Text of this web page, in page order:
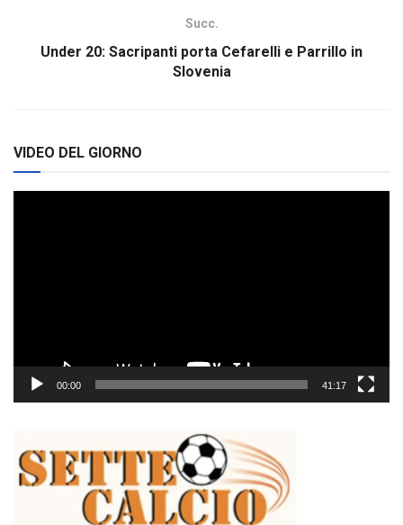
Succ.
Under 20: Sacripanti porta Cefarelli e Parrillo in
Slovenia
VIDEO DEL GIORNO
00:00 41:17